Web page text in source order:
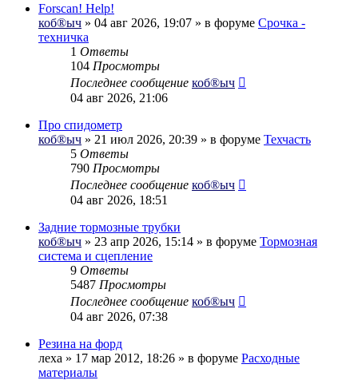
Forscan! Help!
коб®ыч » 04 авг 2026, 19:07 » в форуме Срочка -
техничка
1 Ответы
104 Просмотры
Последнее сообщение коб®ыч
04 авг 2026, 21:06
Про спидометр
коб®ыч » 21 июл 2026, 20:39 » в форуме Техчасть
5 Ответы
790 Просмотры
Последнее сообщение коб®ыч
04 авг 2026, 18:51
Задние тормозные трубки
коб®ыч » 23 апр 2026, 15:14 » в форуме Тормозная
система и сцепление
9 Ответы
5487 Просмотры
Последнее сообщение коб®ыч
04 авг 2026, 07:38
Резина на форд
леха » 17 мар 2012, 18:26 » в форуме Расходные
материалы